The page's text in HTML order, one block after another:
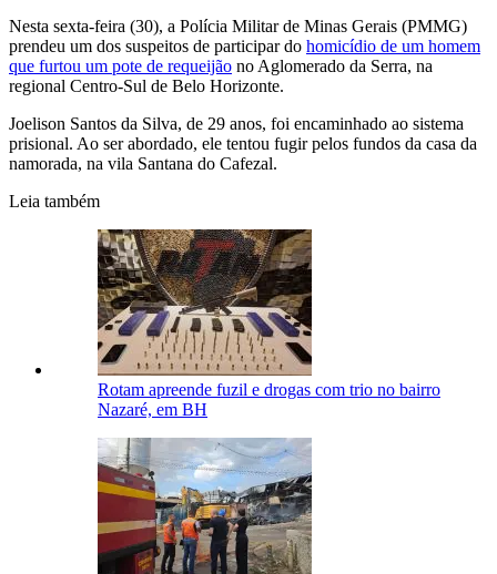
Nesta sexta-feira (30), a Polícia Militar de Minas Gerais (PMMG)
prendeu um dos suspeitos de participar do homicídio de um homem
que furtou um pote de requeijão no Aglomerado da Serra, na
regional Centro-Sul de Belo Horizonte.
Joelison Santos da Silva, de 29 anos, foi encaminhado ao sistema
prisional. Ao ser abordado, ele tentou fugir pelos fundos da casa da
namorada, na vila Santana do Cafezal.
Leia também
Rotam apreende fuzil e drogas com trio no bairro
Nazaré, em BH